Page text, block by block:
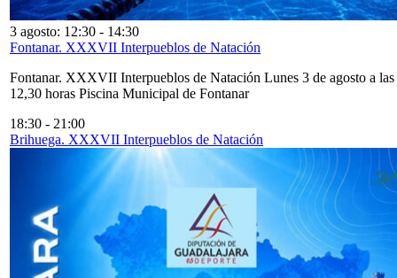
3 agosto: 12:30 - 14:30
Fontanar. XXXVII Interpueblos de Natación
Fontanar. XXXVII Interpueblos de Natación Lunes 3 de agosto a las
12,30 horas Piscina Municipal de Fontanar
18:30 - 21:00
Brihuega. XXXVII Interpueblos de Natación